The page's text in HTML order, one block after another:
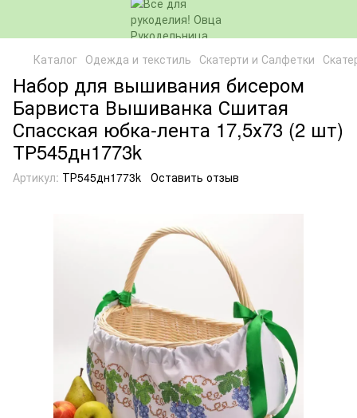
Каталог Одежда и текстиль Скатерти и Салфетки
Набор для вышивания бисером
Барвиста Вышиванка Сшитая
Спасская юбка-лента 17,5х73 (2 шт)
ТР545дн1773k
Артикул: ТР545дн1773k Оставить отзыв